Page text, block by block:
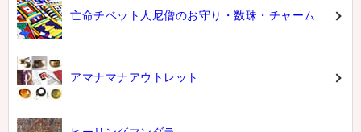
亡命チベット人尼僧のお守り・数珠・チャーム
アマナマナアウトレット